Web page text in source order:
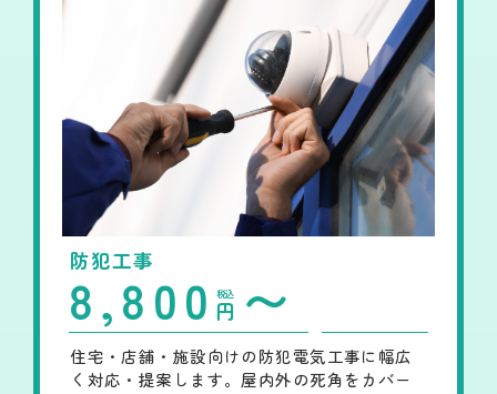
防犯工事
8,800 円 〜
税込
住宅・店舗・施設向けの防犯電気工事に幅広
く対応・提案します。屋内外の死角をカバー